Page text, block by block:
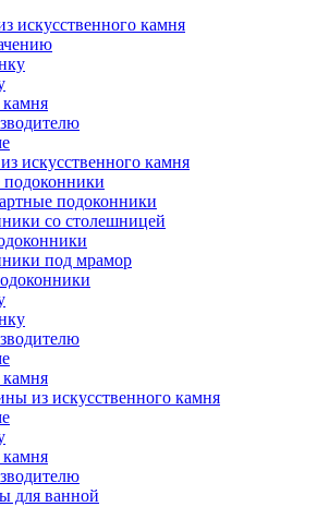
искусственного камня
искусственного камня
подоконники
подоконники
со столешницей
под мрамор
из искусственного камня
для ванной